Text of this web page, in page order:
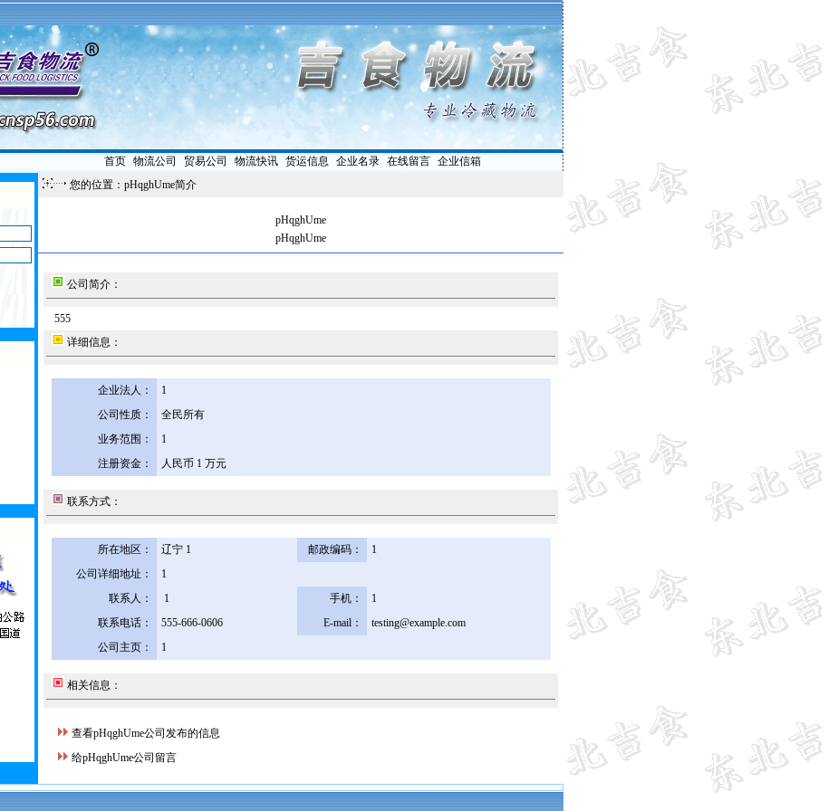
首页| 物流公司 贸易公司 物流快讯| 货运信息 企业名录| 在线留言| 企业信箱
您的位置：pHqghUme简介
pHqghUme
pHqghUme
公司简介：
555
详细信息：
企业法人：
1
公司性质：
全民所有
业务范围：
1
注册资金：
人民币 1 万元
联系方式：
所在地区： 辽宁 1 邮政编码：
1
公司详细地址：
1
联系人：
1 手机：
1
联系电话：
555-666-0606 E-mail：
testing@example.com
公司主页：
1
相关信息：
查看pHqghUme公司发布的信息
给pHqghUme公司留言